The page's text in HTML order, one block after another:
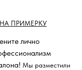
ПРИМЕРКУ
лично
Мы разместили